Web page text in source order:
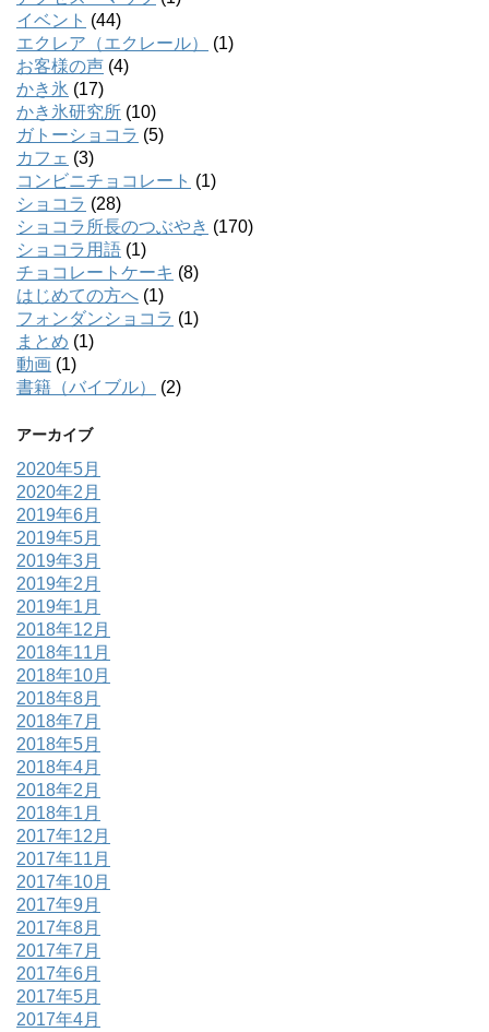
イベント (44)
エクレア（エクレール）
(1)
お客様の声 (4)
かき氷 (17)
かき氷研究所 (10)
ガトーショコラ (5)
カフェ (3)
コンビニチョコレート (1)
ショコラ (28)
ショコラ所長のつぶやき (170)
ショコラ用語 (1)
チョコレートケーキ (8)
はじめての方へ (1)
フォンダンショコラ (1)
まとめ (1)
動画 (1)
書籍（バイブル）
(2)
アーカイブ
2020年5月
2020年2月
2019年6月
2019年5月
2019年3月
2019年2月
2019年1月
2018年12月
2018年11月
2018年10月
2018年8月
2018年7月
2018年5月
2018年4月
2018年2月
2018年1月
2017年12月
2017年11月
2017年10月
2017年9月
2017年8月
2017年7月
2017年6月
2017年5月
2017年4月